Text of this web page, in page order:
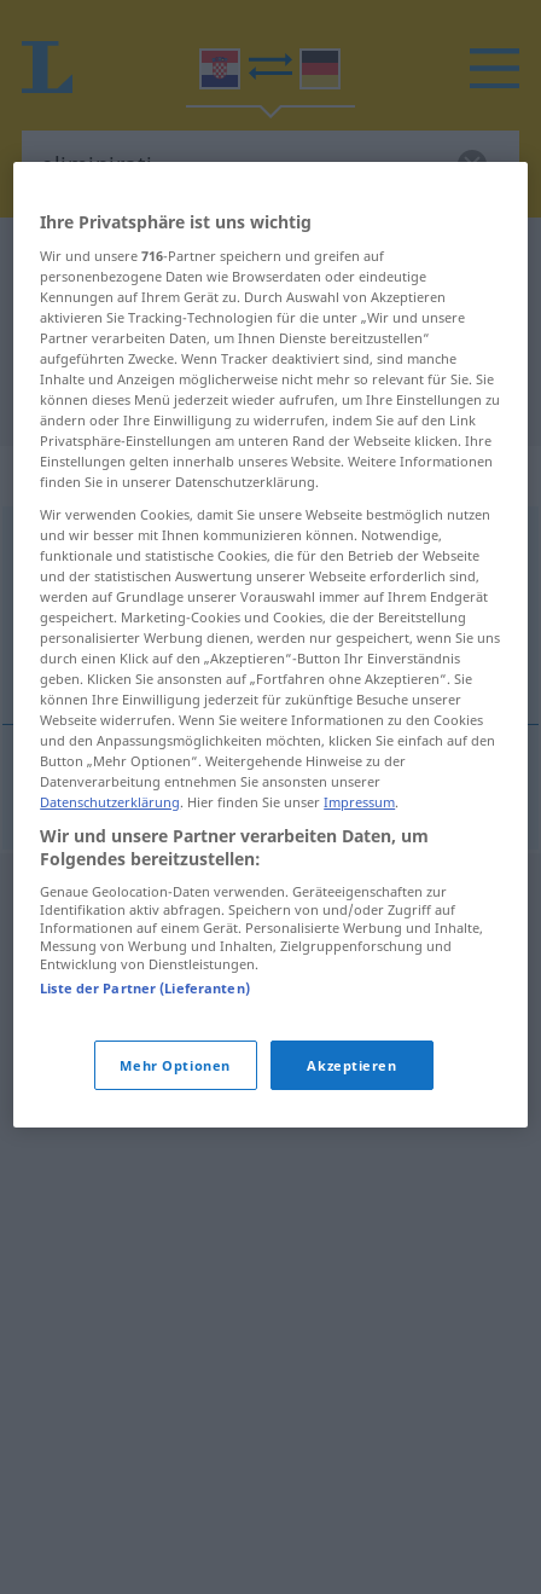
Kroatisch-Deutsch Wörterbuch eliminirati
Kroatisch-Deutsch Übersetzung für
"eliminirati"
"eliminirati" Deutsch Übersetzung
„eliminirati“
eliminirati <impf/pf>
Übersicht aller Übersetzungen
(Für mehr Details die Übersetzung anklicken/antippen)
eliminieren
eliminieren eliminirati
Ihre Privatsphäre ist uns wichtig
Wir und unsere716-Partner speichern und greifen auf
personenbezogene Daten wie Browserdaten oder eindeutige
Kennungen auf Ihrem Gerät zu. Durch Auswahl von Akzeptieren
aktivieren Sie Tracking-Technologien für die unter „Wir und unsere
Partner verarbeiten Daten, um Ihnen Dienste bereitzustellen“
aufgeführten Zwecke. Wenn Tracker deaktiviert sind, sind manche
Inhalte und Anzeigen möglicherweise nicht mehr so relevant für Sie. Sie
können dieses Menü jederzeit wieder aufrufen, um Ihre Einstellungen zu
ändern oder Ihre Einwilligung zu widerrufen, indem Sie auf den Link
Privatsphäre-Einstellungen am unteren Rand der Webseite klicken. Ihre
Einstellungen gelten innerhalb unseres Website. Weitere Informationen
finden Sie in unserer Datenschutzerklärung.
Wir verwenden Cookies, damit Sie unsere Webseite bestmöglich nutzen
und wir besser mit Ihnen kommunizieren können. Notwendige,
funktionale und statistische Cookies, die für den Betrieb der Webseite
und der statistischen Auswertung unserer Webseite erforderlich sind,
werden auf Grundlage unserer Vorauswahl immer auf Ihrem Endgerät
gespeichert. Marketing-Cookies und Cookies, die der Bereitstellung
personalisierter Werbung dienen, werden nur gespeichert, wenn Sie uns
durch einen Klick auf den „Akzeptieren“-Button Ihr Einverständnis
geben. Klicken Sie ansonsten auf „Fortfahren ohne Akzeptieren“. Sie
können Ihre Einwilligung jederzeit für zukünftige Besuche unserer
Webseite widerrufen. Wenn Sie weitere Informationen zu den Cookies
und den Anpassungsmöglichkeiten möchten, klicken Sie einfach auf den
Button „Mehr Optionen“. Weitergehende Hinweise zu der
Datenverarbeitung entnehmen Sie ansonsten unserer
Datenschutzerklärung. Hier finden Sie unserImpressum.
Wir und unsere Partner verarbeiten Daten, um
Folgendes bereitzustellen:
Genaue Geolocation-Daten verwenden. Geräteeigenschaften zur
Identifikation aktiv abfragen. Speichern von und/oder Zugriff auf
Informationen auf einem Gerät. Personalisierte Werbung und Inhalte,
Messung von Werbung und Inhalten, Zielgruppenforschung und
Entwicklung von Dienstleistungen.
Liste der Partner (Lieferanten)
Mehr Optionen Akzeptieren